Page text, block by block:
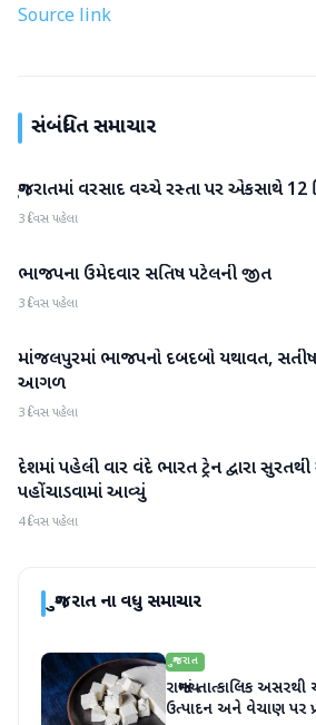
Source link
સંબંધિત સમાચાર
ગુજરાત
ગુજરાતમાં વરસાદ વચ્ચે રસ્તા પર એકસાથે 12
3 દિવસ પહેલા
ગુજરાત
ભાજપના ઉમેદવાર સતિષ પટેલની જીત
3 દિવસ પહેલા
ગુજરાત
માંજલપુરમાં ભાજપનો દબદબો યથાવત, સતીષ
આગળ
3 દિવસ પહેલા
ગુજરાત
દેશમાં પહેલી વાર વંદે ભારત ટ્રેન દ્વારા
પહોંચાડવામાં આવ્યું
4 દિવસ પહેલા
ગુજરાતના વધુ સમાચાર
ગુજરાત
રાજ્યમાં તાત્કાલિક
ઉત્પાદન અને વેચાણ પર